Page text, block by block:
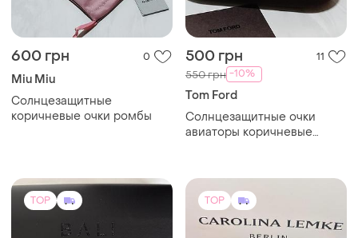
600 грн 0
Miu Miu
Солнцезащитные
коричневые очки ромбы
500 грн 11
550 грн -10%
Tom Ford
Солнцезащитные очки
авиаторы коричневые
TOP TOP